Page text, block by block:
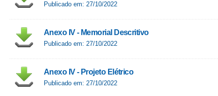
Publicado em: 27/10/2022
Anexo IV - Memorial Descritivo
Publicado em: 27/10/2022
Anexo IV - Projeto Elétrico
Publicado em: 27/10/2022